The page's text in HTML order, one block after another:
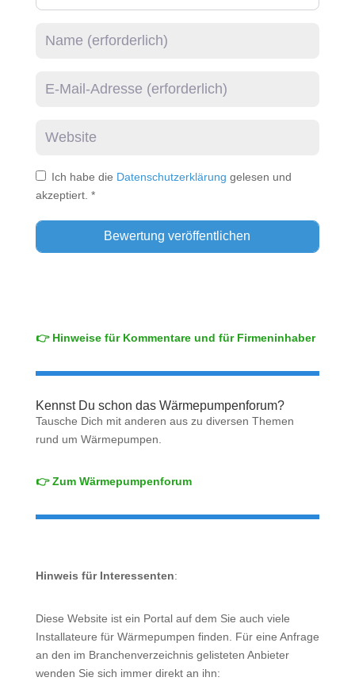
Ich habe die Datenschutzerklärung gelesen und
akzeptiert. *
👉 Hinweise für Kommentare und für Firmeninhaber
Kennst Du schon das Wärmepumpenforum?
Tausche Dich mit anderen aus zu diversen Themen
rund um Wärmepumpen.
👉 Zum Wärmepumpenforum
Hinweis für Interessenten:
Diese Website ist ein Portal auf dem Sie auch viele
Installateure für Wärmepumpen finden. Für eine Anfrage
an den im Branchenverzeichnis gelisteten Anbieter
wenden Sie sich immer direkt an ihn: